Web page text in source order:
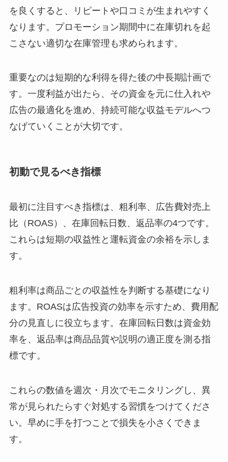
を良くすると、リピートや口コミが生まれやすく
なります。プロモーション期間中に在庫切れを起
こさない適切な在庫管理も求められます。
重要なのは短期的な利得を得た後の中長期計画で
す。一度利益が出たら、その資金を元に仕入れや
広告の最適化を進め、持続可能な収益モデルへつ
なげていくことが大切です。
初動で見るべき指標
最初に注目すべき指標は、粗利率、広告費対売上
比（ROAS）、在庫回転日数、返品率の4つです。
これらは短期の収益性と運転資金の余裕を示しま
す。
粗利率は商品ごとの収益性を判断する基礎になり
ます。ROASは広告投資の効率を示すため、費用配
分の見直しに役立ちます。在庫回転日数は資金効
率を、返品率は商品品質や説明の適正度を測る指
標です。
これらの数値を週次・月次でモニタリングし、異
常が見られたらすぐ対処する習慣をつけてくださ
い。早めに手を打つことで損失を小さくできま
す。